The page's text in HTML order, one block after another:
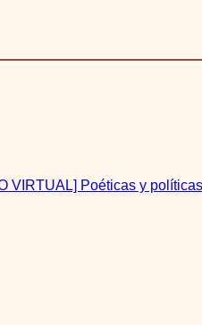
VIRTUAL] Poéticas y políticas